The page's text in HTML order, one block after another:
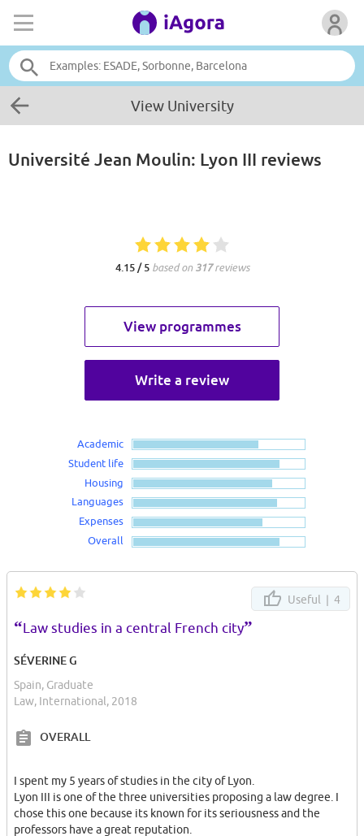
View University
Université Jean Moulin: Lyon III reviews
4.15 / 5 based on 317reviews
View programmes
Write a review
Academic
Student life
Housing
Languages
Expenses
Overall
Useful | 4
“Law studies in a central French city”
SÉVERINE G
Spain, Graduate
Law, International, 2018
OVERALL
I spent my 5 years of studies in the city of Lyon.
Lyon III is one of the three universities proposing a law degree. I
chose this one because its known for its seriousness and the
professors have a great reputation.